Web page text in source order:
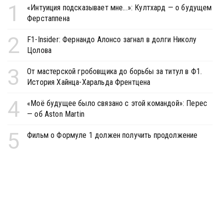
1
«Интуиция подсказывает мне...»: Култхард — о будущем
Ферстаппена
2
F1-Insider: Фернандо Алонсо загнал в долги Николу
Цолова
3
От мастерской гробовщика до борьбы за титул в Ф1.
История Хайнца-Харальда Френтцена
4
«Моё будущее было связано с этой командой»: Перес
— об Aston Martin
5 Фильм о Формуле 1 должен получить продолжение